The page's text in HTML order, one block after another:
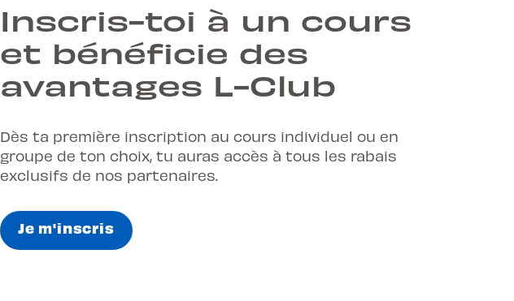
Inscris-toi à un cours
et bénéficie des
avantages L-Club
Dès ta première inscription au cours individuel ou en
groupe de ton choix, tu auras accès à tous les rabais
exclusifs de nos partenaires.
Je m'inscris